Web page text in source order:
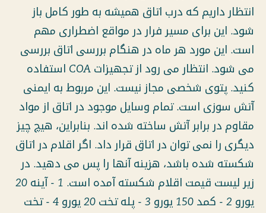
انتظار داریم که درب اتاق همیشه به طور کامل باز
شود. این برای مسیر فرار در مواقع اضطراری مهم
است. این مورد هر ماه در هنگام بررسی اتاق بررسی
می شود. انتظار می رود از تجهیزات COA استفاده
کنید. پتوی شخصی مجاز نیست. این مربوط به ایمنی
آتش سوزی است. تمام وسایل موجود در اتاق از مواد
مقاوم در برابر آتش ساخته شده اند. بنابراین، هیچ چیز
دیگری را نمی توان در اتاق قرار داد. اگر اقلام در اتاق
شکسته شده باشد، هزینه آنها را پس می دهید. در
زیر لیست قیمت اقلام شکسته آمده است. 1 - آینه 20
یورو 2 - کمد 150 یورو 3 - پله تخت 20 یورو 4 - تخت